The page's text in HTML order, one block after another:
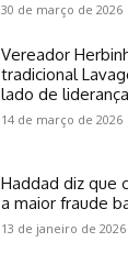
30 de março de 2026
Vereador
tradicional
lado de
14 de março de 2026
Haddad diz que
a maior fraude
13 de janeiro de 2026